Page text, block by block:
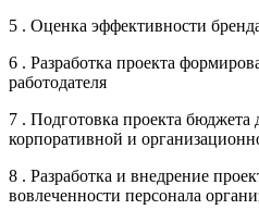
5 . Оценка эффективности
6 . Разработка проекта
работодателя
7 . Подготовка проекта бюджета
корпоративной и
8 . Разработка и внедрение
вовлеченности персонала